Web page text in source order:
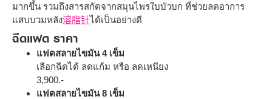
มากขึ้น รวมถึงสารสกัดจากสมุนไพรใบบัวบก ที่ช่วยลดอาการ
แสบบวมหลัง溶脂针ได้เป็นอย่างดี
ฉีดแฟต ราคา
แฟตสลายไขมัน 4 เข็ม
เลือกฉีดได้ ลดแก้ม หรือ ลดเหนียง
3,900.-
แฟตสลายไขมัน 8 เข็ม